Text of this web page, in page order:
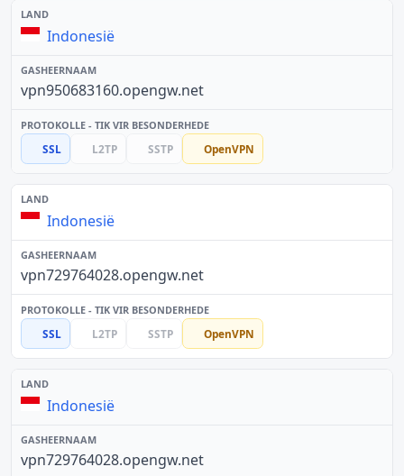
Indonesië
vpn950683160.opengw.net
SSL L2TP SSTP OpenVPN
Indonesië
vpn729764028.opengw.net
SSL L2TP SSTP OpenVPN
Indonesië
vpn729764028.opengw.net